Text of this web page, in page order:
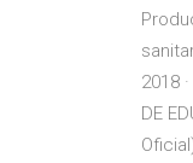
2018
DE